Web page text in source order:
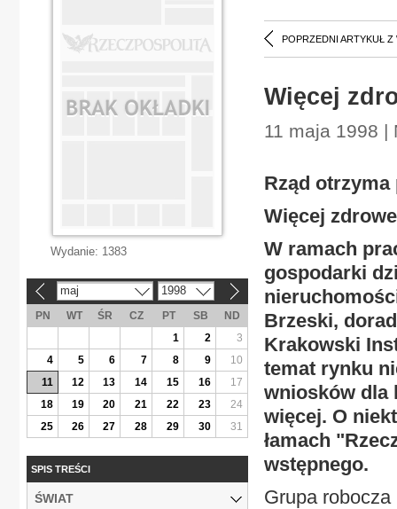
POPRZEDNI ARTYKUŁ Z
Więcej
11 maja 1998 |
Rząd
Więcej
W ramach
gospodarki
Brzeski,
Krakowski
temat rynku
wniosków dla
więcej. O
łamach
wstępnego.
Grupa
Wydanie: 1383
maj 1998
PN WT ŚR CZ PT SB
ND
1
2
3
4
5 6 7 8 9
10
11
12 13 14 15 16
17
18
19 20 21 22 23
24
25
26 27 28 29 30 31
SPIS TREŚCI
ŚWIAT